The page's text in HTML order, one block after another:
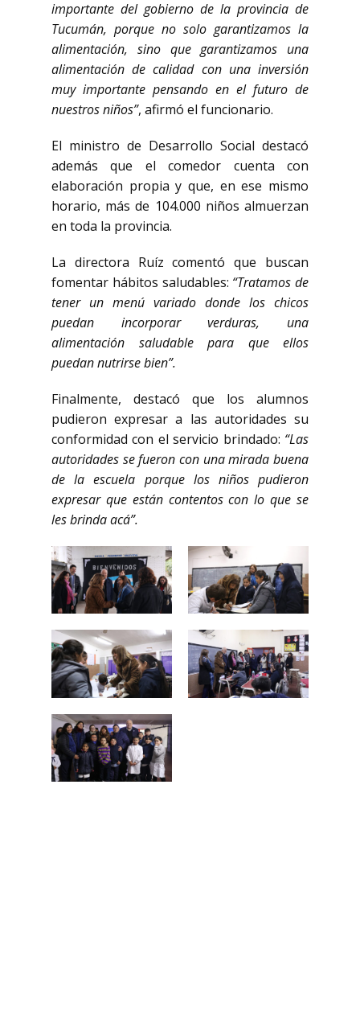
importante del gobierno de la provincia de
Tucumán, porque no solo garantizamos la
alimentación, sino que garantizamos una
alimentación de calidad con una inversión
muy importante pensando en el futuro de
nuestros niños”, afirmó el funcionario.
El ministro de Desarrollo Social destacó
además que el comedor cuenta con
elaboración propia y que, en ese mismo
horario, más de 104.000 niños almuerzan
en toda la provincia.
La directora Ruíz comentó que buscan
fomentar hábitos saludables: “Tratamos de
tener un menú variado donde los chicos
puedan incorporar verduras, una
alimentación saludable para que ellos
puedan nutrirse bien”.
Finalmente, destacó que los alumnos
pudieron expresar a las autoridades su
conformidad con el servicio brindado: “Las
autoridades se fueron con una mirada buena
de la escuela porque los niños pudieron
expresar que están contentos con lo que se
les brinda acá”.